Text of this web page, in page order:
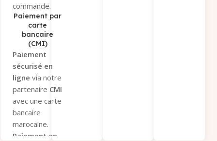
Uniquement
Virement
Interbancaire
Immédiat.
Envoyez-nous
lapreuve de
paiement
pour
validation.
Paiement sous
12 heures
commande.
Paiement par
carte
bancaire
(CMI)
Paiement
sécurisé en
ligne via notre
partenaire CMI
avec une carte
bancaire
marocaine.
Paiement en